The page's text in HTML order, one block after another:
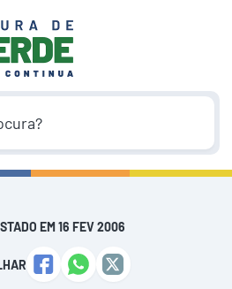
EM 16 FEV 2006